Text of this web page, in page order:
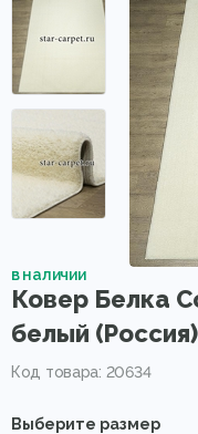
в наличии
Ковер Белка
белый (Россия)
Код товара: 20634
Выберите размер